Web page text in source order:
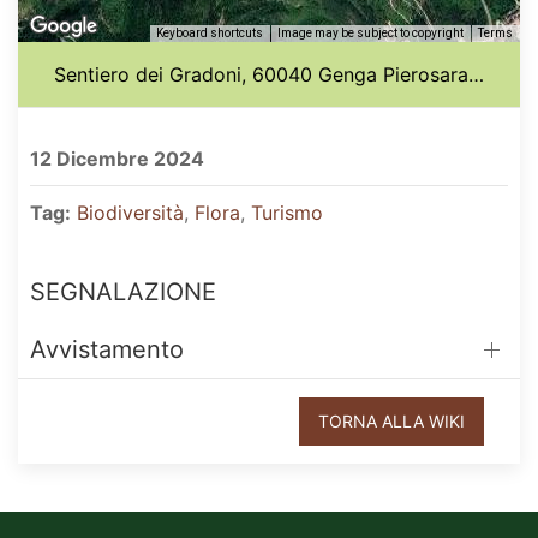
Keyboard shortcuts Image may be subject to copyright Terms
Sentiero dei Gradoni, 60040 Genga Pierosara, Italia
12 Dicembre 2024
Tag: Biodiversità, Flora, Turismo
SEGNALAZIONE
Avvistamento
TORNA ALLA WIKI